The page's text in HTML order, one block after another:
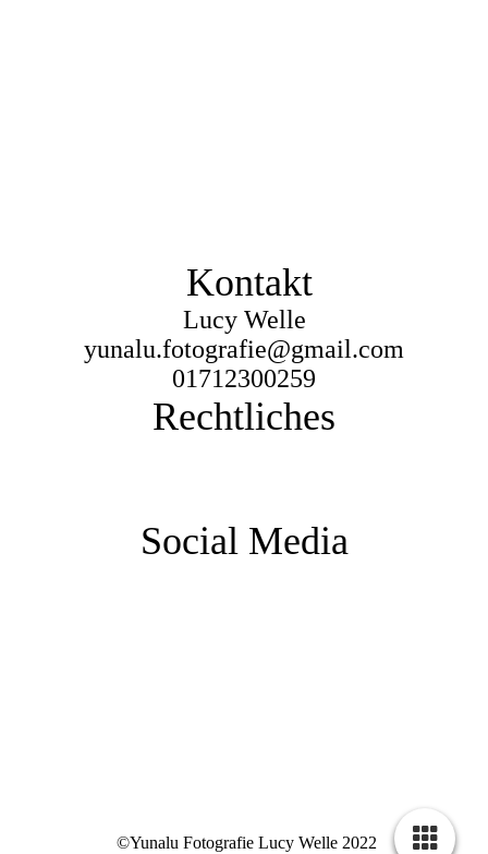
Kontakt
Lucy Welle
yunalu.fotografie@gmail.com
01712300259
Rechtliches
Social Media
©Yunalu Fotografie Lucy Welle 2022